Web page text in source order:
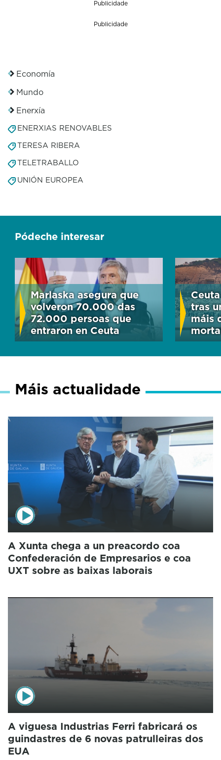
Publicidade
Publicidade
Economía
Mundo
Enerxía
ENERXIAS RENOVABLES
TERESA RIBERA
TELETRABALLO
UNIÓN EUROPEA
Pódeche interesar
Marlaska asegura que
volveron 70.000 das
72.000 persoas que
entraron en Ceuta
tras
máis
Máis actualidade
A Xunta chega a un preacordo coa
Confederación de Empresarios e coa
UXT sobre as baixas laborais
A viguesa Industrias Ferri fabricará os
guindastres de 6 novas patrulleiras dos
EUA